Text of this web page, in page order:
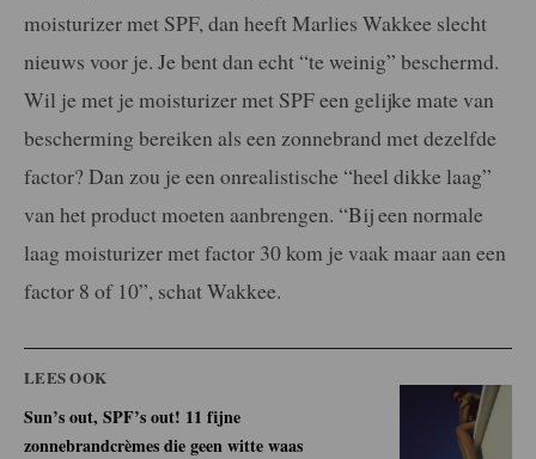
moisturizer met SPF, dan heeft Marlies Wakkee slecht
nieuws voor je. Je bent dan echt “te weinig” beschermd.
Wil je met je moisturizer met SPF een gelijke mate van
bescherming bereiken als een zonnebrand met dezelfde
factor? Dan zou je een onrealistische “heel dikke laag”
van het product moeten aanbrengen. “Bij een normale
laag moisturizer met factor 30 kom je vaak maar aan een
factor 8 of 10”, schat Wakkee.
LEES OOK
Sun’s out, SPF’s out! 11 fijne
zonnebrandcrèmes die geen witte waas